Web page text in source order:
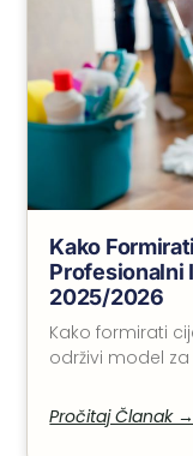
Kako
Profesionalni
2025/2026
Kako formirati
održivi model za
Pročitaj Članak →